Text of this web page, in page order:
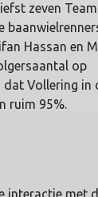
zeven
Hassan en
op
dat Vollering in
ruim 95%.
interactie met